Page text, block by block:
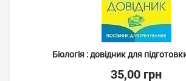
Біологія : довідник для
35,00 грн